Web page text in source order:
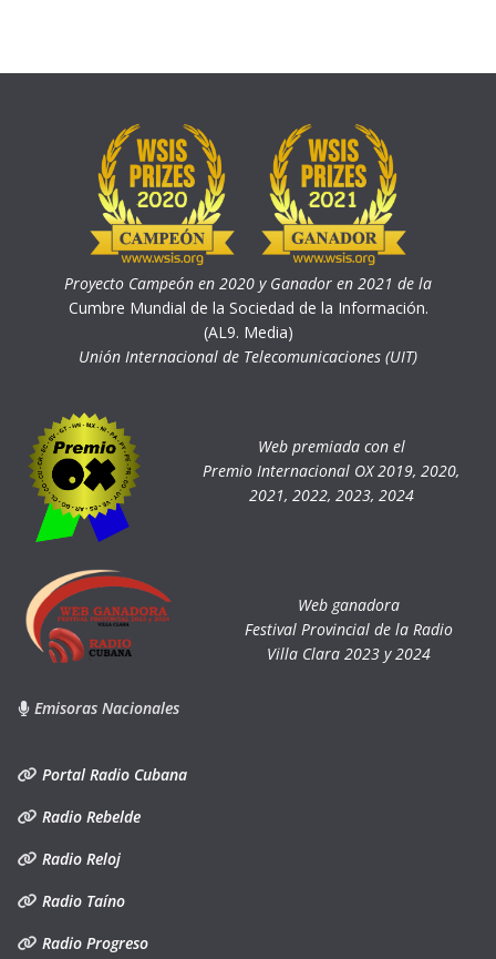
Proyecto Campeón en 2020 y Ganador en 2021 de la
Cumbre Mundial de la Sociedad de la Información.
(AL9. Media)
Unión Internacional de Telecomunicaciones (UIT)
Web premiada con el
Premio Internacional OX 2019, 2020,
2021, 2022, 2023, 2024
Web ganadora
Festival Provincial de la Radio
Villa Clara 2023 y 2024
Emisoras Nacionales
Portal Radio Cubana
Radio Rebelde
Radio Reloj
Radio Taíno
Radio Progreso